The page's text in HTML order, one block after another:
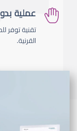
عملية
تقنية توفر
القرنية.